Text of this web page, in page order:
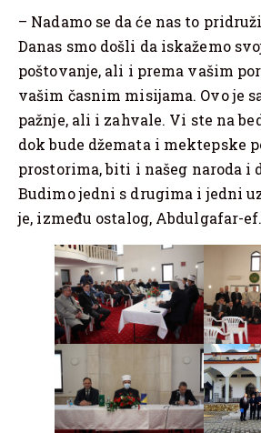
– Nadamo se da će nas to
Danas smo došli da iskažemo
poštovanje, ali i prema vašim
vašim časnim misijama. Ovo je
pažnje, ali i zahvale. Vi ste na
dok bude džemata i mektepske
prostorima, biti i našeg naroda i
Budimo jedni s drugima i jedni
je, između ostalog, Abdulgafar-